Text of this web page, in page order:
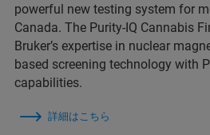
powerful new testing system for
Canada. The Purity-IQ Cannabis
Bruker’s expertise in nuclear
based screening technology with
capabilities.
詳細はこちら